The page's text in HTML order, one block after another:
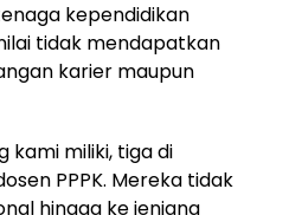
kependidikan
tidak mendapatkan
karier maupun
kami miliki, tiga di
PPPK. Mereka tidak
hingga ke jenjang